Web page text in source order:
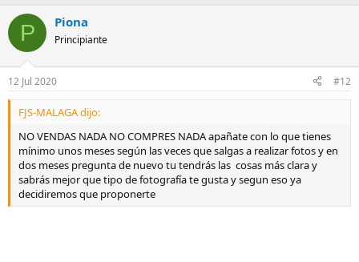
P Piona
Principiante
12 Jul 2020 #12
FJS-MALAGA dijo:
NO VENDAS NADA NO COMPRES NADA apañate con lo que tienes
mínimo unos meses según las veces que salgas a realizar fotos y en
dos meses pregunta de nuevo tu tendrás las cosas más clara y
sabrás mejor que tipo de fotografía te gusta y segun eso ya
decidiremos que proponerte